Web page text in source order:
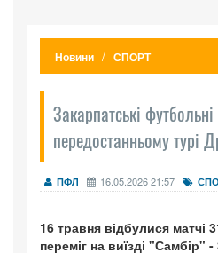
Новини СПОРТ
Закарпатські
передостанньому турі
ПФЛ 16.05.2026 21:57
16 травня відбулися матчі
переміг на виїзді "Самбір"